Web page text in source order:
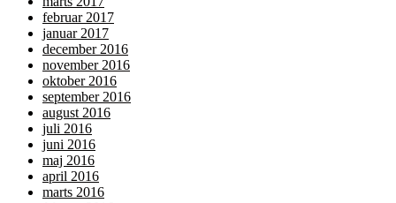
februar 2017
januar 2017
december 2016
november 2016
oktober 2016
september 2016
august 2016
juli 2016
juni 2016
maj 2016
april 2016
marts 2016